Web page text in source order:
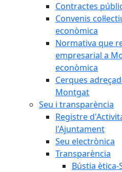
Contractes
Convenis
econòmica
Normativa que
empresarial a
econòmica
Cerques
Montgat
Seu i transparència
Registre
l'Ajuntament
Seu electrònica
Transparència
Bústia